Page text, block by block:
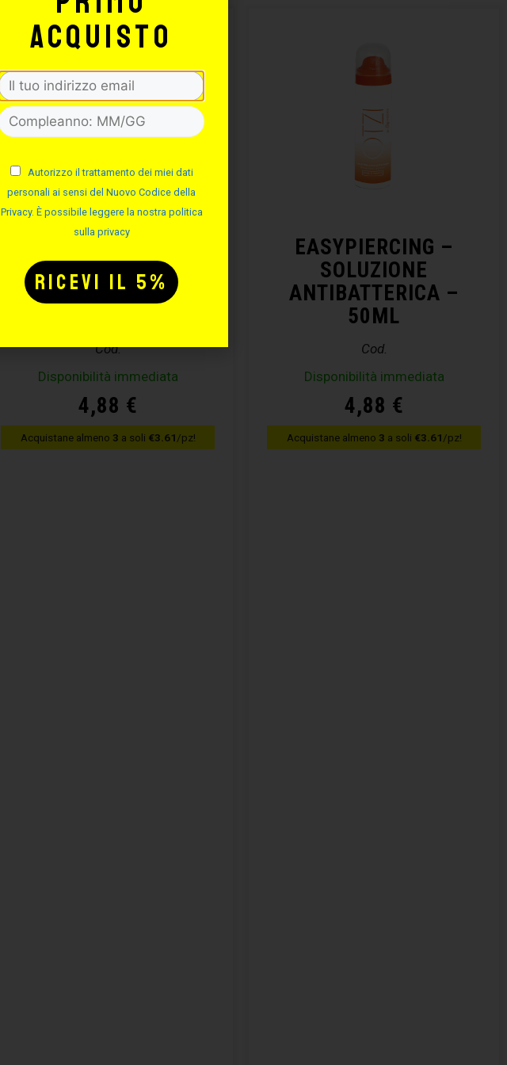
SOLUZIONE SALINA
– 50ML
Cod.
Disponibilità immediata
4,88 €
Acquistane almeno 3 a soli €3.61/pz!
EASYPIERCING –
SOLUZIONE
ANTIBATTERICA –
50ML
Cod.
Disponibilità immediata
4,88 €
Acquistane almeno 3 a soli €3.61/pz!
acquisto
Autorizzo il trattamento dei miei dati
personali ai sensi del Nuovo Codice della
Privacy. È possibile leggere la nostra politica
sulla privacy